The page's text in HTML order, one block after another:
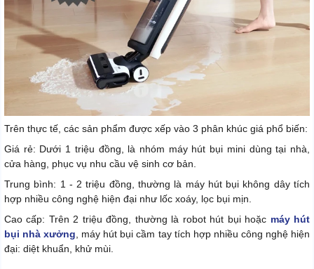
Trên thực tế, các sản phẩm được xếp vào 3 phân khúc giá phổ biến:
Giá rẻ: Dưới 1 triệu đồng, là nhóm máy hút bụi mini dùng tại nhà,
cửa hàng, phục vụ nhu cầu vệ sinh cơ bản.
Trung bình: 1 - 2 triệu đồng, thường là máy hút bụi không dây tích
hợp nhiều công nghệ hiện đại như lốc xoáy, lọc bụi mịn.
Cao cấp: Trên 2 triệu đồng, thường là robot hút bụi hoặc máy hút
bụi nhà xưởng , máy hút bụi cầm tay tích hợp nhiều công nghệ hiện
đại: diệt khuẩn, khử mùi.